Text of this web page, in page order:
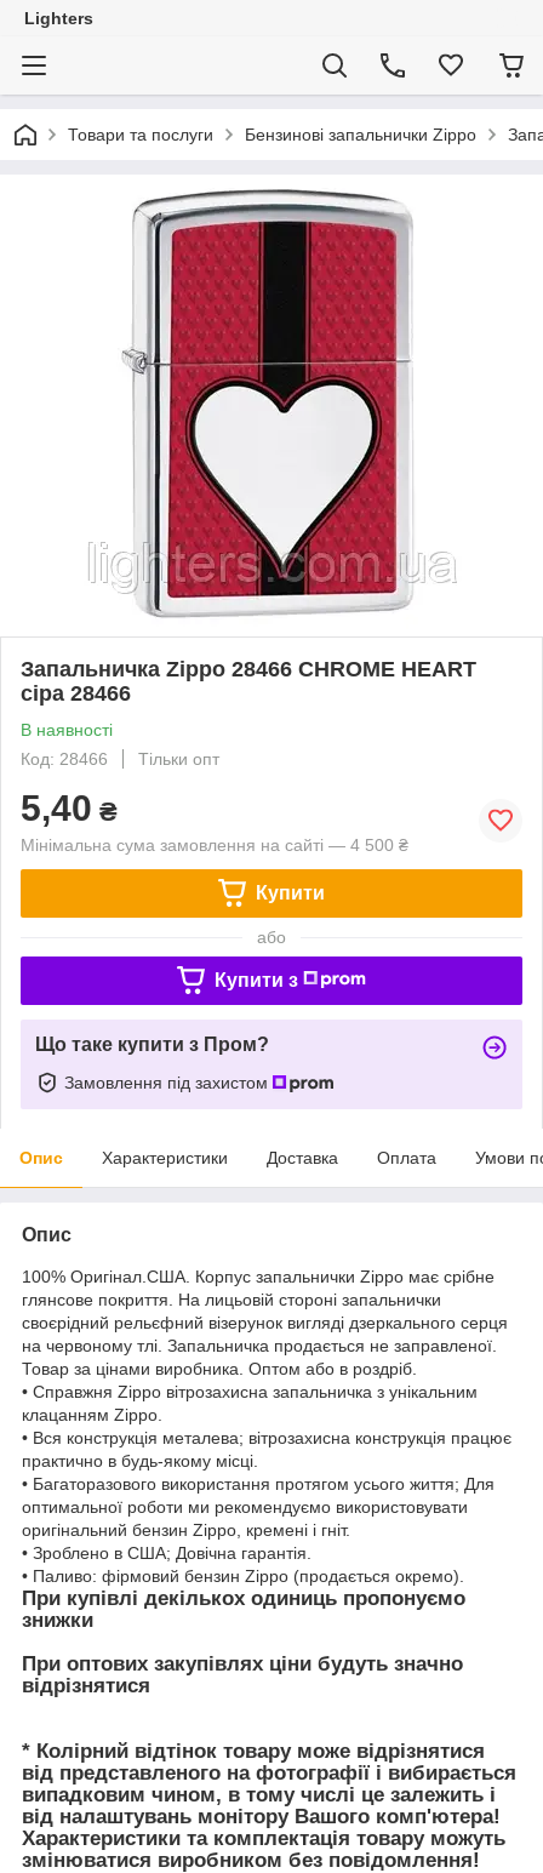
Lighters
Товари та послуги Бензинові запальнички Zippo
Запальничка Zippo 28466 CHROME HEART
сіра 28466
В наявності
Код: 28466
Тільки опт
5,40 ₴
Мінімальна сума замовлення на сайті — 4 500 ₴
Купити
або
Купити з
Що таке купити з Пром?
Замовлення під захистом
Опис Характеристики Доставка Оплата Умови
Опис
100% Оригінал.США. Корпус запальнички Zippo має срібне
глянсове покриття. На лицьовій стороні запальнички
своєрідний рельєфний візерунок вигляді дзеркального серця
на червоному тлі. Запальничка продається не заправленої.
Товар за цінами виробника. Оптом або в роздріб.
• Справжня Zippo вітрозахисна запальничка з унікальним
клацанням Zippo.
• Вся конструкція металева; вітрозахисна конструкція працює
практично в будь-якому місці.
• Багаторазового використання протягом усього життя; Для
оптимальної роботи ми рекомендуємо використовувати
оригінальний бензин Zippo, кремені і гніт.
• Зроблено в США; Довічна гарантія.
• Паливо: фірмовий бензин Zippo (продається окремо).
При купівлі декількох одиниць пропонуємо
знижки
При оптових закупівлях ціни будуть значно
відрізнятися
* Колірний відтінок товару може відрізнятися
від представленого на фотографії і вибирається
випадковим чином, в тому числі це залежить і
від налаштувань монітору Вашого комп'ютера!
Характеристики та комплектація товару можуть
змінюватися виробником без повідомлення!